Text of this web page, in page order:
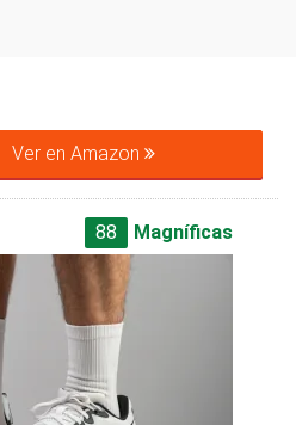
Ver en Amazon
88 Magníficas